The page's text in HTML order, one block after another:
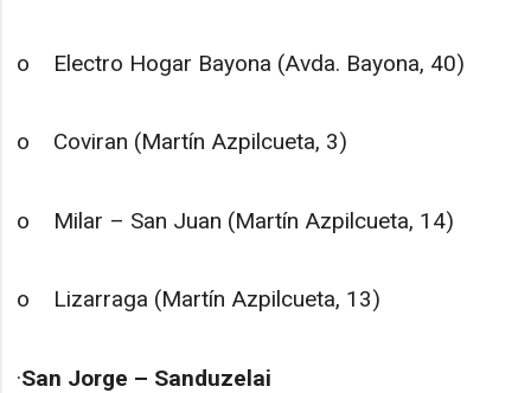
o Electro Hogar Bayona (Avda. Bayona, 40)
o Coviran (Martín Azpilcueta, 3)
o Milar – San Juan (Martín Azpilcueta, 14)
o Lizarraga (Martín Azpilcueta, 13)
·San Jorge – Sanduzelai